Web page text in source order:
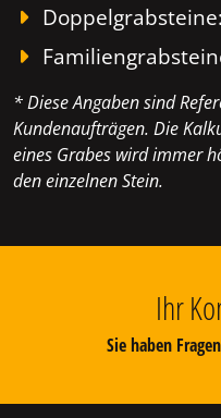
* Diese Angaben sind
Kundenaufträgen. Die
eines Grabes wird immer
den einzelnen Stein.
Ihr
Sie haben